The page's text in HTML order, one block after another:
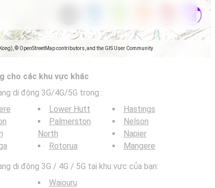
© OpenStreetMap contributors, and the GIS User Community
cho các khu vực khác
di động 3G/4G/5G trong :
Lower Hutt
Palmerston
North
Rotorua
Hastings
Nelson
Napier
Mangere
di động 3G / 4G / 5G tại khu vực của bạn:
Waiouru